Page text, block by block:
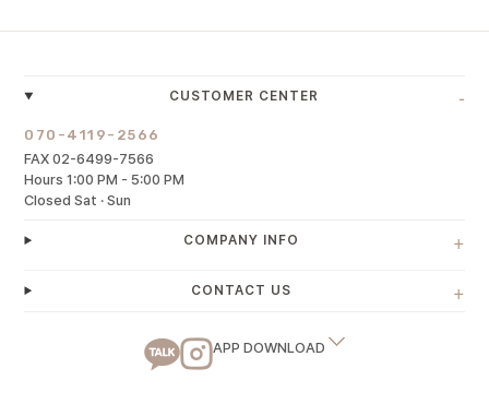
CUSTOMER CENTER -
070-4119-2566
FAX 02-6499-7566
Hours 1:00 PM - 5:00 PM
Closed Sat · Sun
COMPANY INFO +
CONTACT US +
APP DOWNLOAD